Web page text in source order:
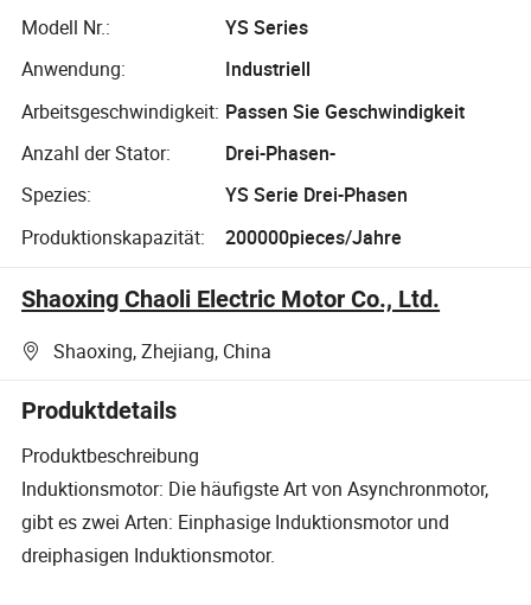
Elektromotor
Fabrik
10HP)
Modell Nr.:
YS Series
Anwendung:
Industriell
Arbeitsgeschwindigkeit: Passen Sie Geschwindigkeit
Anzahl der Stator:
Drei-Phasen-
Spezies:
YS Serie Drei-Phasen
Produktionskapazität:
200000pieces/Jahre
Shaoxing Chaoli Electric Motor Co., Ltd.
Shaoxing, Zhejiang, China
Produktdetails
Produktbeschreibung
Induktionsmotor: Die häufigste Art von Asynchronmotor,
gibt es zwei Arten: Einphasige Induktionsmotor und
dreiphasigen Induktionsmotor.